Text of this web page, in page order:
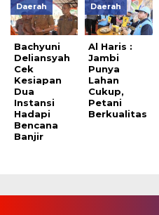
Daerah
Bachyuni
Deliansyah
Cek
Kesiapan
Dua
Instansi
Hadapi
Bencana
Banjir
Daerah
Al Haris :
Jambi
Punya
Lahan
Cukup,
Petani
Berkualitas